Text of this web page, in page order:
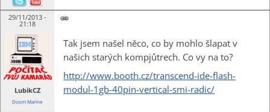
29/11/2013 -
21:18
LubikCZ
Doom Marine
Tak jsem našel něco, co by mohlo šlapat v
našich starých kompjůtrech. Co vy na to?
http://www.booth.cz/transcend-ide-flash-
modul-1gb-40pin-vertical-smi-radic/